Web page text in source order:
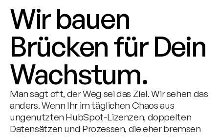
Wir bauen
Brücken für Dein
Wachstum.
Man sagt oft, der Weg sei das Ziel. Wir sehen das
anders. Wenn Ihr im täglichen Chaos aus
ungenutzten HubSpot-Lizenzen, doppelten
Datensätzen und Prozessen, die eher bremsen